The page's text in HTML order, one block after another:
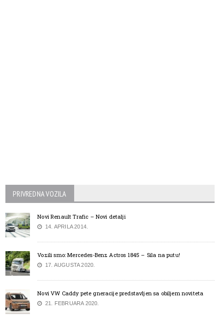
PRIVREDNA VOZILA
Novi Renault Trafic – Novi detalji
14. APRILA 2014.
Vozili smo: Mercedes-Benz Actros 1845 – Sila na putu!
17. AUGUSTA 2020.
Novi VW Caddy pete gneracije predstavljen sa obiljem noviteta
21. FEBRUARA 2020.